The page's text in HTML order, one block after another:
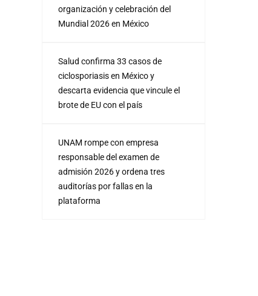
organización y celebración del
Mundial 2026 en México
Salud confirma 33 casos de
ciclosporiasis en México y
descarta evidencia que vincule el
brote de EU con el país
UNAM rompe con empresa
responsable del examen de
admisión 2026 y ordena tres
auditorías por fallas en la
plataforma